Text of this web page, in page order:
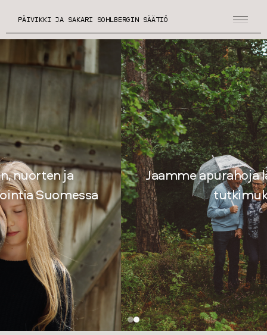
PÄIVIKKI JA SAKARI SOHLBERGIN SÄÄTIÖ
Jaamme apurahoja lääketieteelliseen
tutkimukseen